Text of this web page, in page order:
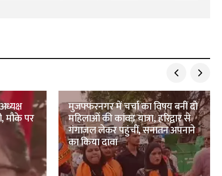
मौके पर
मुजफ्फरनगर में चर्चा का विषय बनीं दो
महिलाओं की कांवड़ यात्रा, हरिद्वार से
गंगाजल लेकर पहुंचीं, सनातन अपनाने
का किया दावा